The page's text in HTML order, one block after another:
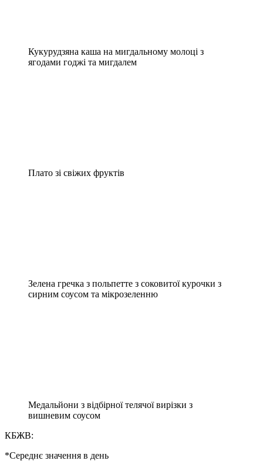
Кукурудзяна каша на мигдальному молоці з
ягодами годжі та мигдалем
Плато зі свіжих фруктів
Зелена гречка з польпетте з соковитої курочки з
сирним соусом та мікрозеленню
Медальйони з відбірної телячої вирізки з
вишневим соусом
КБЖВ:
*Середнє значення в день